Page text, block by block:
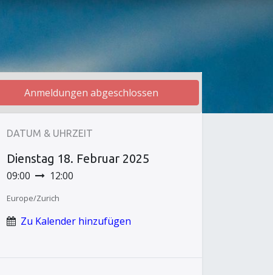
Anmeldungen abgeschlossen
DATUM & UHRZEIT
Dienstag 18. Februar 2025
09:00 12:00
Europe/Zurich
Zu Kalender hinzufügen